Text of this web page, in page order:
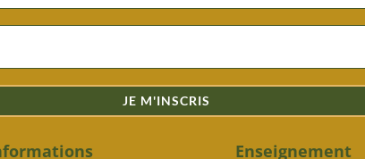
JE M'INSCRIS
Enseignement